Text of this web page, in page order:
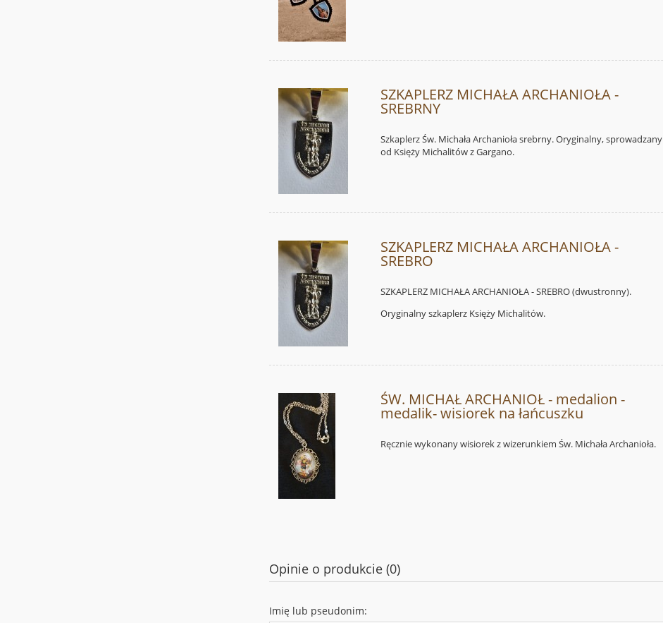
SZKAPLERZ MICHAŁA ARCHANIOŁA -
SREBRNY
Szkaplerz Św. Michała Archanioła srebrny. Oryginalny, sprowadzany
od Księży Michalitów z Gargano.
SZKAPLERZ MICHAŁA ARCHANIOŁA -
SREBRO
SZKAPLERZ MICHAŁA ARCHANIOŁA - SREBRO (dwustronny).
Oryginalny szkaplerz Księży Michalitów.
ŚW. MICHAŁ ARCHANIOŁ - medalion -
medalik- wisiorek na łańcuszku
Ręcznie wykonany wisiorek z wizerunkiem Św. Michała Archanioła.
Opinie o produkcie (0)
Imię lub pseudonim: